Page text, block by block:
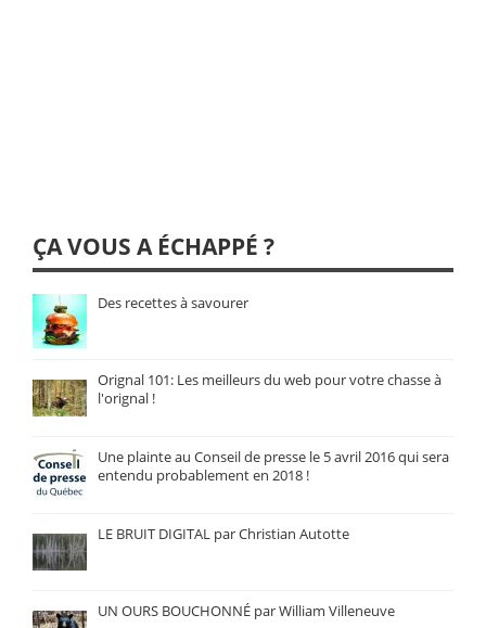
ÇA VOUS A ÉCHAPPÉ ?
Des recettes à savourer
Orignal 101: Les meilleurs du web pour votre chasse à
l'orignal !
Une plainte au Conseil de presse le 5 avril 2016 qui sera
entendu probablement en 2018 !
LE BRUIT DIGITAL par Christian Autotte
UN OURS BOUCHONNÉ par William Villeneuve